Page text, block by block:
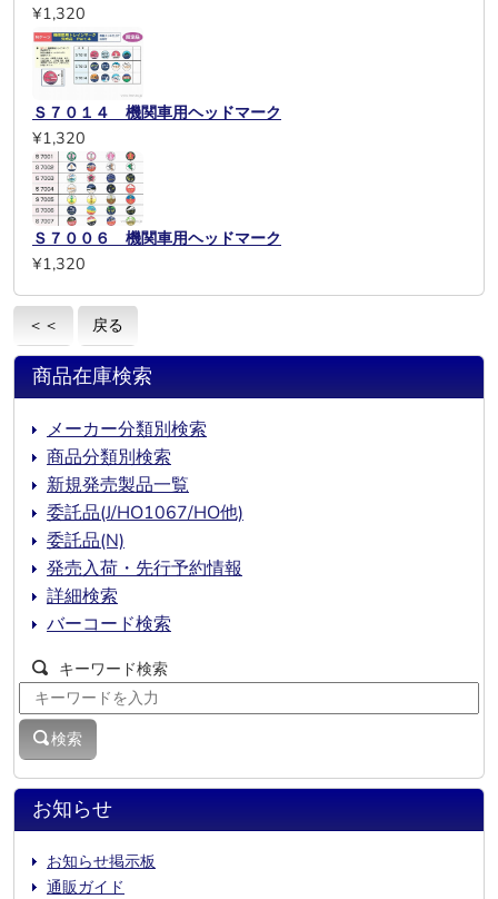
¥1,320
Ｓ７０１４ 機関車用ヘッドマーク
¥1,320
Ｓ７００６ 機関車用ヘッドマーク
¥1,320
＜＜ 戻る
お知らせ
お知らせ掲示板
通販ガイド
商品在庫検索
メーカー分類別検索
商品分類別検索
新規発売製品一覧
委託品(J/HO1067/HO他)
委託品(N)
発売入荷・先行予約情報
詳細検索
バーコード検索
キーワード検索
検索